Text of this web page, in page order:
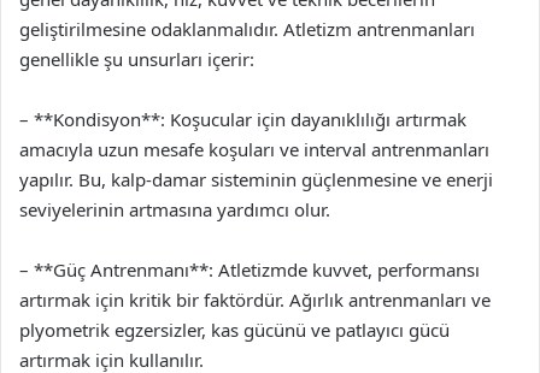
geliştirilmesine odaklanmalıdır. Atletizm antrenmanları
genellikle şu unsurları içerir:
– **Kondisyon**: Koşucular için dayanıklılığı artırmak
amacıyla uzun mesafe koşuları ve interval antrenmanları
yapılır. Bu, kalp-damar sisteminin güçlenmesine ve enerji
seviyelerinin artmasına yardımcı olur.
– **Güç Antrenmanı**: Atletizmde kuvvet, performansı
artırmak için kritik bir faktördür. Ağırlık antrenmanları ve
plyometrik egzersizler, kas gücünü ve patlayıcı gücü
artırmak için kullanılır.